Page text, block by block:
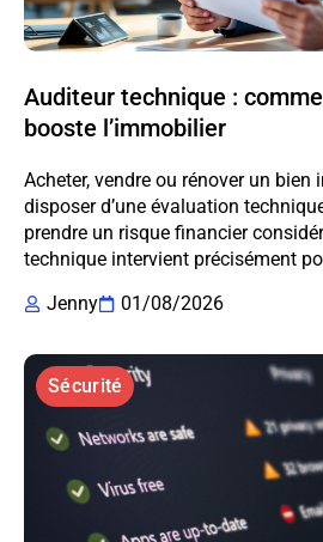
Auditeur technique :
booste l’immobilier
Acheter, vendre ou rénover un
disposer d’une évaluation
prendre un risque financier
technique intervient précisément
Jenny
01/08/2026
Sécurité